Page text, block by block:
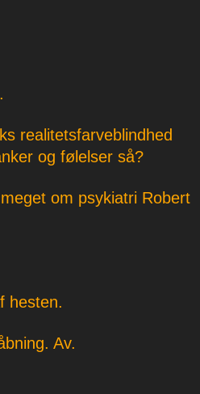
realitetsfarveblindhed
og følelser så?
om psykiatri Robert
hesten.
Av.